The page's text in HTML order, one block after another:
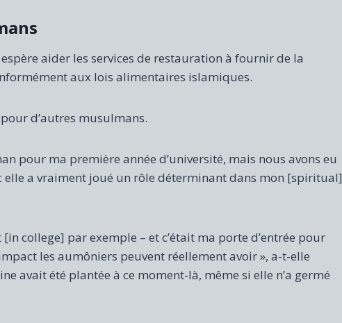
aider les services de restauration à fournir de la
aux lois alimentaires islamiques.
d’autres musulmans.
pour ma première année d’université, mais nous avons eu
elle a vraiment joué un rôle déterminant dans mon [spiritual]
[in college] par exemple – et c’était ma porte d’entrée pour
les aumôniers peuvent réellement avoir », a-t-elle
avait été plantée à ce moment-là, même si elle n’a germé